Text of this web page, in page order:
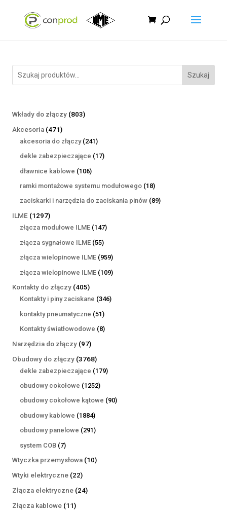
Szukaj
Wkłady do złączy 803803
Akcesoria 471471
produktów
akcesoria do złączy 241241
produktów
dekle zabezpieczające 1717
dławnice kablowe 106106
produktów
ramki montażowe systemu modułowego 1818
produktów
zaciskarki i narzędzia do zaciskania pinów 8989
ILME 12971297
produktów
złącza modułowe ILME 147147
złącza sygnałowe ILME 5555
produktów
złącza wielopinowe ILME 959959
produktów
złącza wielopinowe ILME 109109
Kontakty do złączy 405405
produktów
Kontakty i piny zaciskane 346346
kontakty pneumatyczne 5151
produktów
Kontakty światłowodowe 88
Narzędzia do złączy 9797
produktów
Obudowy do złączy 37683768
produktów
dekle zabezpieczające 179179
obudowy cokołowe 12521252
produkty
obudowy cokołowe kątowe 9090
obudowy kablowe 18841884
produkty
obudowy panelowe 291291
system COB 77
produktów
Wtyczka przemysłowa 1010
Wtyki elektryczne 2222
produkty
Złącza elektryczne 2424
Złącza kablowe 1111